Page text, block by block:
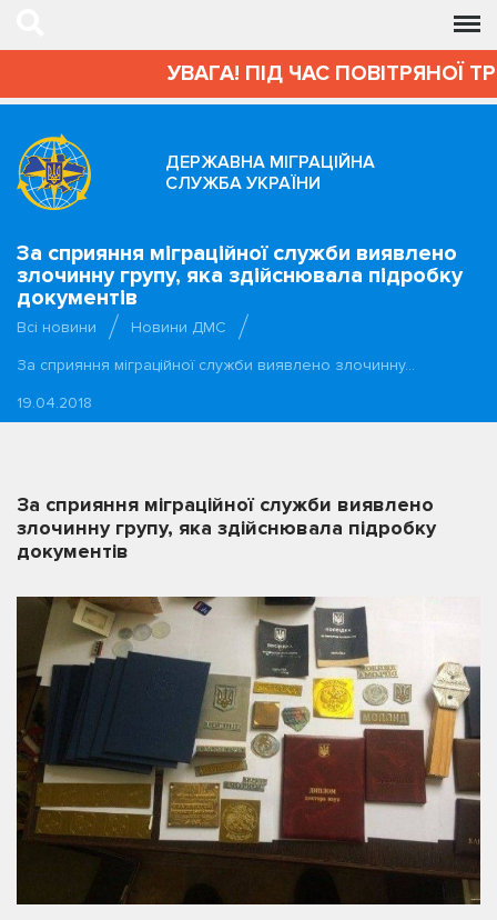
УВАГА! ПІД ЧАС ПОВІТРЯНОЇ
ДЕРЖАВНА МІГРАЦІЙНА
СЛУЖБА УКРАЇНИ
За сприяння міграційної служби виявлено
злочинну групу, яка здійснювала підробку
документів
Всі новини
Новини ДМС
За сприяння міграційної служби виявлено злочинну…
19.04.2018
За сприяння міграційної служби виявлено
злочинну групу, яка здійснювала підробку
документів